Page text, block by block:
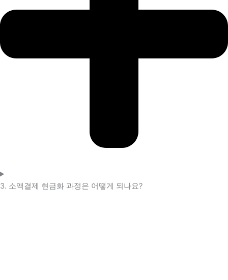
3. 소액결제 현금화 과정은 어떻게 되나요?